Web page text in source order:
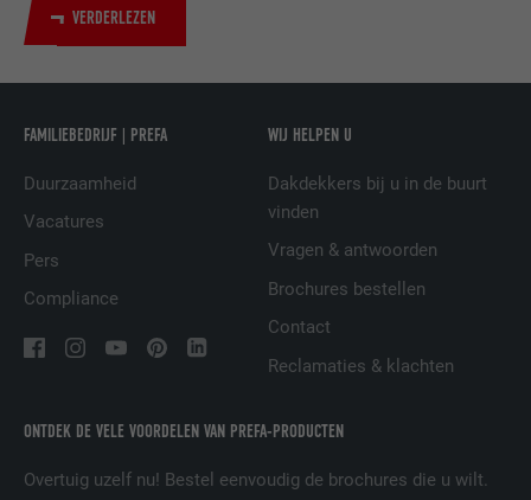
VERDERLEZEN
ONTDEK DE VELE VOORDELEN VAN PREFA-PRODUCTEN
Overtuig uzelf nu! Bestel eenvoudig de brochures die u wilt.
FAMILIEBEDRIJF | PREFA
Duurzaamheid
Vacatures
Pers
Compliance
WIJ HELPEN U
Dakdekkers bij u in de buurt
vinden
Vragen & antwoorden
Brochures bestellen
Contact
Reclamaties & klachten
NAAM
VERVALTIJD
Wordt gebruikt om bezoekers op meerdere
voorkeuren van de bezoeker relevante
reclame te presenteren.
NAAM lidc